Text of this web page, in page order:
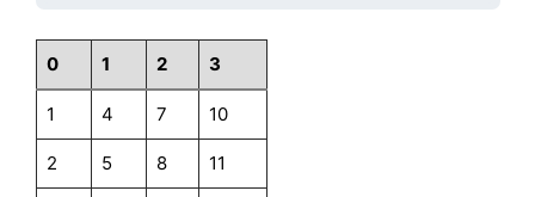
0 1 2 3
1 4 7 10
2 5 8 11